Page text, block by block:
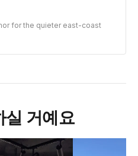
for the quieter east-coast
실 거예요